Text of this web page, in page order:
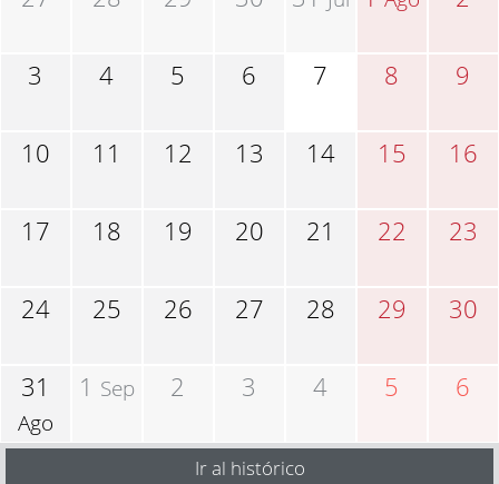
3 4 5 6 7 8 9
10 11 12 13 14 15 16
17 18 19 20 21 22 23
24 25 26 27 28 29 30
31
Ago
1 Sep 2 3 4 5 6
Ir al histórico